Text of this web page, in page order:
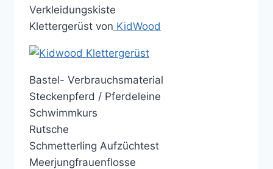
Verkleidungskiste
Klettergerüst von KidWood
Bastel- Verbrauchsmaterial
Steckenpferd / Pferdeleine
Schwimmkurs
Rutsche
Schmetterling Aufzüchtest
Meerjungfrauenflosse